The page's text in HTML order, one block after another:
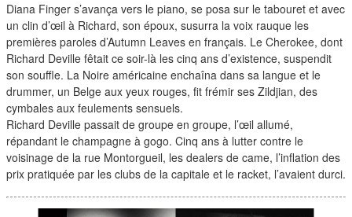
Diana Finger s’avança vers le piano, se posa sur le tabouret et avec
un clin d’œil à Richard, son époux, susurra la voix rauque les
premières paroles d’Autumn Leaves en français. Le Cherokee, dont
Richard Deville fêtait ce soir-là les cinq ans d’existence, suspendit
son souffle. La Noire américaine enchaîna dans sa langue et le
drummer, un Belge aux yeux rouges, fit frémir ses Zildjian, des
cymbales aux feulements sensuels.
Richard Deville passait de groupe en groupe, l’œil allumé,
répandant le champagne à gogo. Cinq ans à lutter contre le
voisinage de la rue Montorgueil, les dealers de came, l’inflation des
prix pratiquée par les clubs de la capitale et le racket, l’avaient durci.